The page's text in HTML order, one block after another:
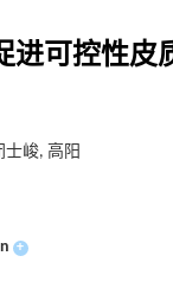
进可控性皮
士峻, 高阳
+